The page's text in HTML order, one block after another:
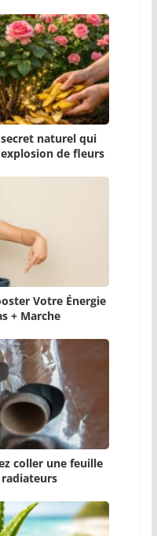
naturel qui
de fleurs
Votre Énergie
+ Marche
coller une feuille
radiateurs